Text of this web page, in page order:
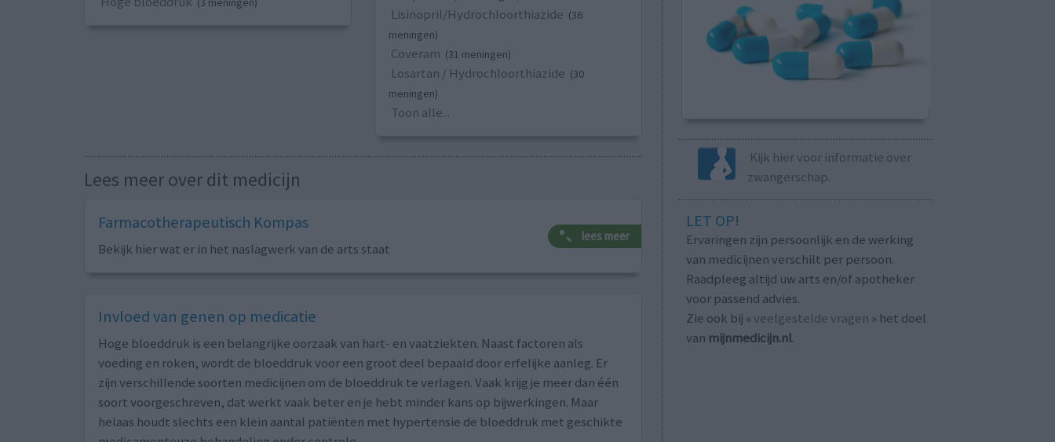
Lisinopril/Hydrochloorthiazide (36
meningen)
Coveram (31 meningen)
Losartan / Hydrochloorthiazide (30
meningen)
Toon alle...
Lees meer over dit medicijn
Farmacotherapeutisch Kompas
Bekijk hier wat er in het naslagwerk van de arts staat
lees meer
Invloed van genen op medicatie
Hoge bloeddruk is een belangrijke oorzaak van hart- en vaatziekten. Naast factoren als
voeding en roken, wordt de bloeddruk voor een groot deel bepaald door erfelijke aanleg. Er
zijn verschillende soorten medicijnen om de bloeddruk te verlagen. Vaak krijg je meer dan één
soort voorgeschreven, dat werkt vaak beter en je hebt minder kans op bijwerkingen. Maar
helaas houdt slechts een klein aantal patiënten met hypertensie de bloeddruk met geschikte
Kijk hier voor informatie over
zwangerschap.
LET OP!
Ervaringen zijn persoonlijk en de werking
van medicijnen verschilt per persoon.
Raadpleeg altijd uw arts en/of apotheker
voor passend advies.
Zie ook bij « veelgestelde vragen » het doel
van mijnmedicijn.nl.